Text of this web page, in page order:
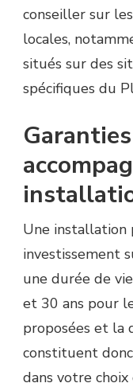
conseiller sur
locales,
situés sur des
spécifiques du
Une installation
investissement
une durée de
et 30 ans pour
proposées et la
constituent
dans votre